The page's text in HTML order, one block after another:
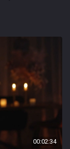
00:02:34